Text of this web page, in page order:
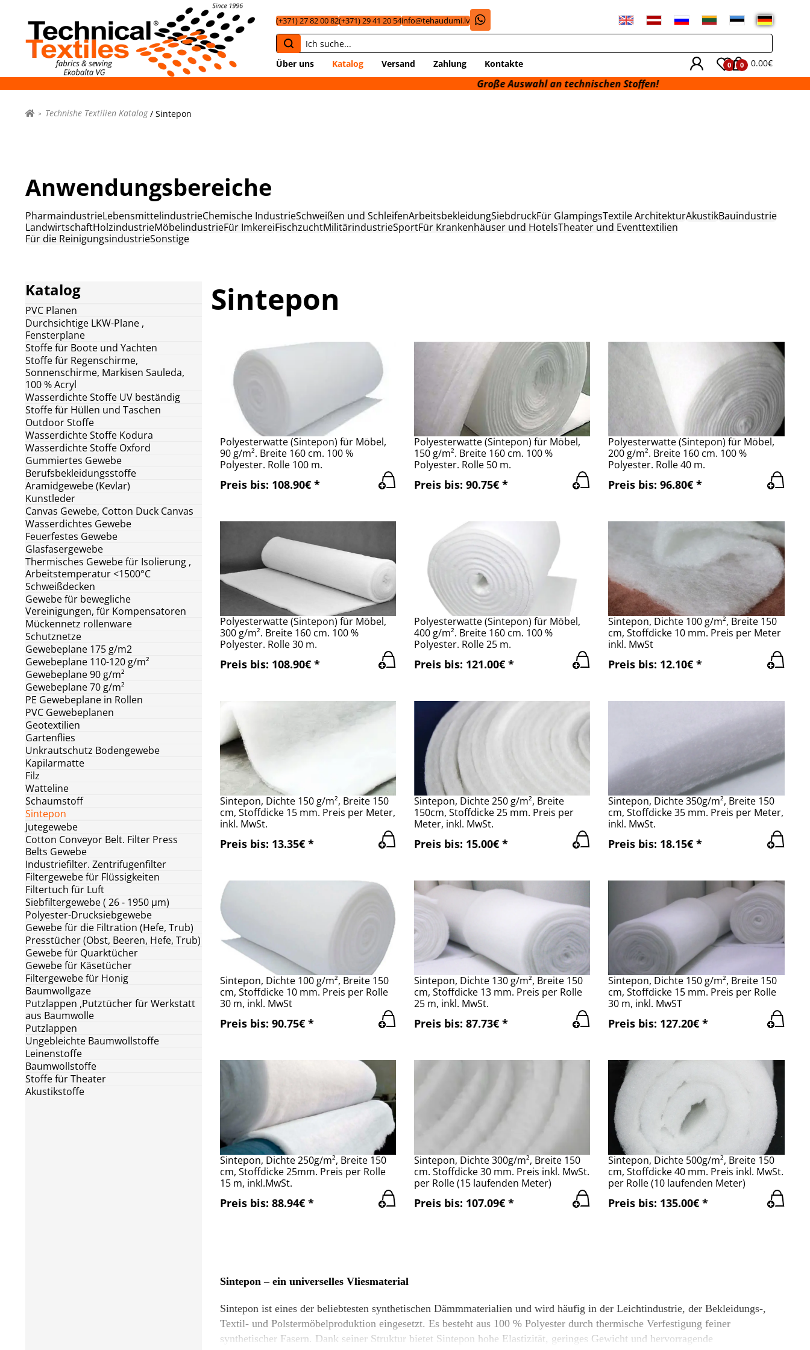
(+371) 27 82 00 82(+371) 29 41 20 54info@tehaudumi.lv
Über uns Katalog Versand Zahlung Kontakte 0 0 0.00€
Große Auswahl an technischen Stoffen!
Technishe Textilien Katalog/ Sintepon
Anwendungsbereiche
PharmaindustrieLebensmittelindustrieChemische IndustrieSchweißen und SchleifenArbeitsbekleidungSiebdruckFür GlampingsTextile ArchitekturAkustikBauindustrie
LandwirtschaftHolzindustrieMöbelindustrieFür ImkereiFischzuchtMilitärindustrieSportFür Krankenhäuser und HotelsTheater und Eventtextilien
Für die ReinigungsindustrieSonstige
Katalog
PVC Planen
Durchsichtige LKW-Plane ,
Fensterplane
Stoffe für Boote und Yachten
Stoffe für Regenschirme,
Sonnenschirme, Markisen Sauleda,
100 % Acryl
Wasserdichte Stoffe UV beständig
Stoffe für Hüllen und Taschen
Outdoor Stoffe
Wasserdichte Stoffe Kodura
Wasserdichte Stoffe Oxford
Gummiertes Gewebe
Berufsbekleidungsstoffe
Aramidgewebe (Kevlar)
Kunstleder
Canvas Gewebe, Cotton Duck Canvas
Wasserdichtes Gewebe
Feuerfestes Gewebe
Glasfasergewebe
Thermisches Gewebe für Isolierung ,
Arbeitstemperatur <1500°C
Schweißdecken
Gewebe für bewegliche
Vereinigungen, für Kompensatoren
Mückennetz rollenware
Schutznetze
Gewebeplane 175 g/m2
Gewebeplane 110-120 g/m²
Gewebeplane 90 g/m²
Gewebeplane 70 g/m²
PE Gewebeplane in Rollen
PVC Gewebeplanen
Geotextilien
Gartenflies
Unkrautschutz Bodengewebe
Kapilarmatte
Filz
Watteline
Schaumstoff
Sintepon
Jutegewebe
Cotton Conveyor Belt. Filter Press
Belts Gewebe
Industriefilter. Zentrifugenfilter
Filtergewebe für Flüssigkeiten
Filtertuch für Luft
Siebfiltergewebe ( 26 - 1950 μm)
Polyester-Drucksiebgewebe
Gewebe für die Filtration (Hefe, Trub)
Presstücher (Obst, Beeren, Hefe, Trub)
Gewebe für Quarktücher
Gewebe für Käsetücher
Filtergewebe für Honig
Baumwollgaze
Putzlappen ,Putztücher für Werkstatt
aus Baumwolle
Putzlappen
Ungebleichte Baumwollstoffe
Leinenstoffe
Baumwollstoffe
Stoffe für Theater
Akustikstoffe
Sintepon
Polyesterwatte (Sintepon) für Möbel,
90 g/m². Breite 160 cm. 100 %
Polyester. Rolle 100 m.
Preis bis: 108.90€ *
Polyesterwatte (Sintepon) für Möbel,
150 g/m². Breite 160 cm. 100 %
Polyester. Rolle 50 m.
Preis bis: 90.75€ *
Polyesterwatte (Sintepon) für Möbel,
200 g/m². Breite 160 cm. 100 %
Polyester. Rolle 40 m.
Preis bis: 96.80€ *
Polyesterwatte (Sintepon) für Möbel,
300 g/m². Breite 160 cm. 100 %
Polyester. Rolle 30 m.
Preis bis: 108.90€ *
Polyesterwatte (Sintepon) für Möbel,
400 g/m². Breite 160 cm. 100 %
Polyester. Rolle 25 m.
Preis bis: 121.00€ *
Sintepon, Dichte 100 g/m², Breite 150
cm, Stoffdicke 10 mm. Preis per Meter
inkl. MwSt
Preis bis: 12.10€ *
Sintepon, Dichte 150 g/m², Breite 150
cm, Stoffdicke 15 mm. Preis per Meter,
inkl. MwSt.
Preis bis: 13.35€ *
Sintepon, Dichte 250 g/m², Breite
150cm, Stoffdicke 25 mm. Preis per
Meter, inkl. MwSt.
Preis bis: 15.00€ *
Sintepon, Dichte 350g/m², Breite 150
cm, Stoffdicke 35 mm. Preis per Meter,
inkl. MwSt.
Preis bis: 18.15€ *
Sintepon, Dichte 100 g/m², Breite 150
cm, Stoffdicke 10 mm. Preis per Rolle
30 m, inkl. MwSt
Preis bis: 90.75€ *
Sintepon, Dichte 130 g/m², Breite 150
cm, Stoffdicke 13 mm. Preis per Rolle
25 m, inkl. MwSt.
Preis bis: 87.73€ *
Sintepon, Dichte 150 g/m², Breite 150
cm, Stoffdicke 15 mm. Preis per Rolle
30 m, inkl. MwST
Preis bis: 127.20€ *
Sintepon, Dichte 250g/m², Breite 150
cm, Stoffdicke 25mm. Preis per Rolle
15 m, inkl.MwSt.
Preis bis: 88.94€ *
Sintepon, Dichte 300g/m², Breite 150
cm. Stoffdicke 30 mm. Preis inkl. MwSt.
per Rolle (15 laufenden Meter)
Preis bis: 107.09€ *
Sintepon, Dichte 500g/m², Breite 150
cm, Stoffdicke 40 mm. Preis inkl. MwSt.
per Rolle (10 laufenden Meter)
Preis bis: 135.00€ *
Sintepon – ein universelles Vliesmaterial
Sintepon ist eines der beliebtesten synthetischen Dämmmaterialien und wird häufig in der Leichtindustrie, der Bekleidungs-,
Textil- und Polstermöbelproduktion eingesetzt. Es besteht aus 100 % Polyester durch thermische Verfestigung feiner
synthetischer Fasern. Dank seiner Struktur bietet Sintepon hohe Elastizität, geringes Gewicht und hervorragende